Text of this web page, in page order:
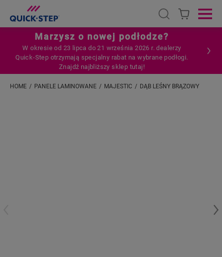
Open search
Marzysz o nowej podłodze?
W okresie od 23 lipca do 21 września 2026 r. dealerzy
Quick‑Step otrzymają specjalny rabat na wybrane podłogi.
Znajdź najbliższy sklep tutaj!
HOME PANELE LAMINOWANE MAJESTIC DĄB LEŚNY BRĄZOWY